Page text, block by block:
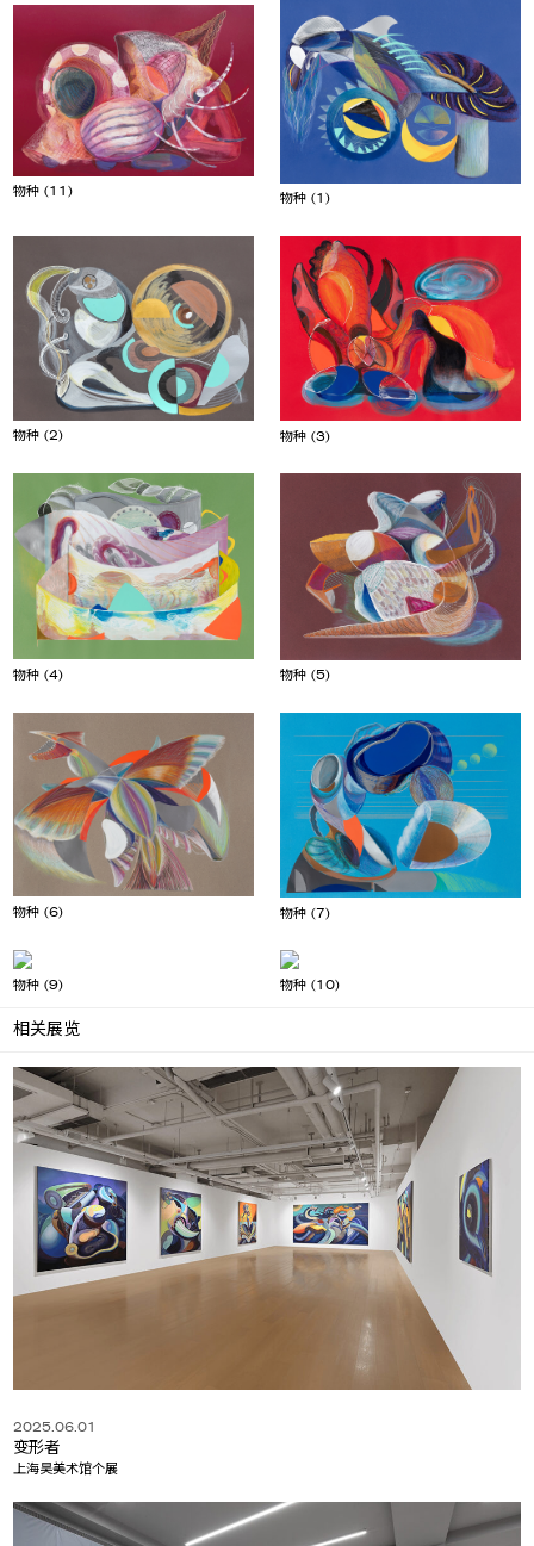
物种 (11) 物种 (1)
物种 (2) 物种 (3)
物种 (4) 物种 (5)
物种 (6) 物种 (7)
物种 (9) 物种 (10)
相关展览
2025.06.01
变形者
上海昊美术馆个展